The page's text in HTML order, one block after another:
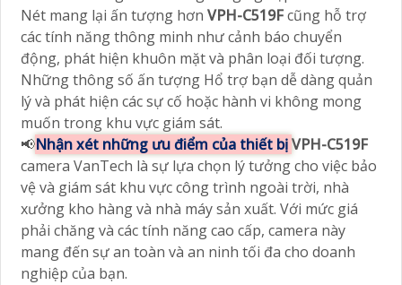
Nét mang lại ấn tượng hơn VPH-C519Fcũng hỗ trợ
các tính năng thông minh như cảnh báo chuyển
động, phát hiện khuôn mặt và phân loại đối tượng.
Những thông số ấn tượng Hổ trợ bạn dễ dàng quản
lý và phát hiện các sự cố hoặc hành vi không mong
muốn trong khu vực giám sát.
📢Nhận xét những ưu điểm của thiết bịVPH-C519F
camera VanTech là sự lựa chọn lý tưởng cho việc bảo
vệ và giám sát khu vực công trình ngoài trời, nhà
xưởng kho hàng và nhà máy sản xuất. Với mức giá
phải chăng và các tính năng cao cấp, camera này
mang đến sự an toàn và an ninh tối đa cho doanh
nghiệp của bạn.